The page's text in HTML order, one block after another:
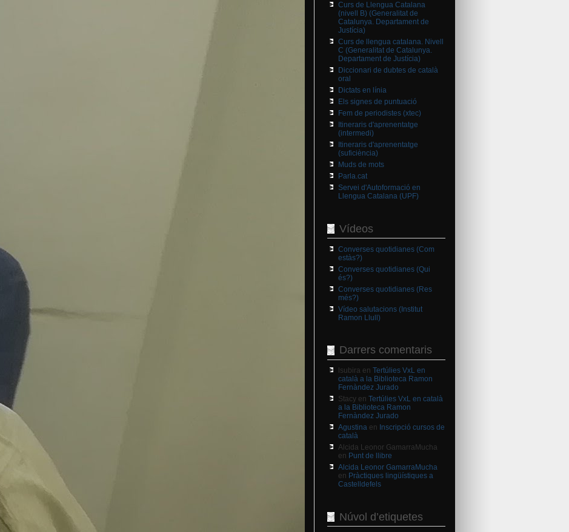
Curs de Llengua Catalana
(nivell B) (Generalitat de
Catalunya. Departament de
Justícia)
Curs de llengua catalana. Nivell
C (Generalitat de Catalunya.
Departament de Justícia)
Diccionari de dubtes de català
oral
Dictats en línia
Els signes de puntuació
Fem de periodistes (xtec)
Itineraris d'aprenentatge
(intermedi)
Itineraris d'aprenentatge
(suficiència)
Muds de mots
Parla.cat
Servei d'Autoformació en
Llengua Catalana (UPF)
Vídeos
Converses quotidianes (Com
estàs?)
Converses quotidianes (Qui
és?)
Converses quotidianes (Res
més?)
Vídeo salutacions (Institut
Ramon Llull)
Darrers comentaris
lsubira en Tertúlies VxL en
català a la Biblioteca Ramon
Fernàndez Jurado
Stacyen Tertúlies VxL en català
a la Biblioteca Ramon
Fernàndez Jurado
Agustinaen Inscripció cursos de
català
Alcida Leonor GamarraMucha
en Punt de llibre
Alcida Leonor GamarraMucha
en Pràctiques lingüístiques a
Castelldefels
Núvol d’etiquetes